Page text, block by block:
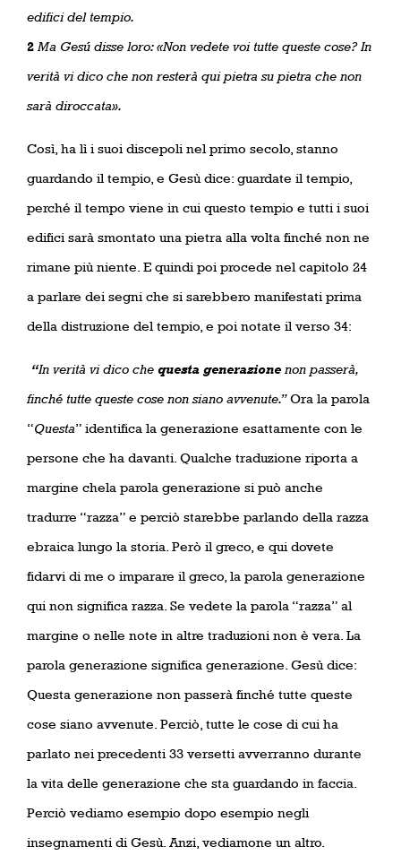
edifici del tempio.
2 Ma Gesú disse loro: «Non vedete voi tutte queste cose? In
verità vi dico che non resterà qui pietra su pietra che non
sarà diroccata».
Così, ha lì i suoi discepoli nel primo secolo, stanno
guardando il tempio, e Gesù dice: guardate il tempio,
perché il tempo viene in cui questo tempio e tutti i suoi
edifici sarà smontato una pietra alla volta finché non ne
rimane più niente. E quindi poi procede nel capitolo 24
a parlare dei segni che si sarebbero manifestati prima
della distruzione del tempio, e poi notate il verso 34:
“In verità vi dico che questa generazione non passerà,
finché tutte queste cose non siano avvenute.”Ora la parola
“Questa” identifica la generazione esattamente con le
persone che ha davanti. Qualche traduzione riporta a
margine chela parola generazione si può anche
tradurre “razza” e perciò starebbe parlando della razza
ebraica lungo la storia. Però il greco, e qui dovete
fidarvi di me o imparare il greco, la parola generazione
qui non significa razza. Se vedete la parola “razza” al
margine o nelle note in altre traduzioni non è vera. La
parola generazione significa generazione. Gesù dice:
Questa generazione non passerà finché tutte queste
cose siano avvenute. Perciò, tutte le cose di cui ha
parlato nei precedenti 33 versetti avverranno durante
la vita delle generazione che sta guardando in faccia.
Perciò vediamo esempio dopo esempio negli
insegnamenti di Gesù. Anzi, vediamone un altro.